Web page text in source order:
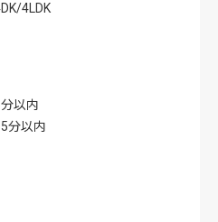
4LDK
以内
分以内